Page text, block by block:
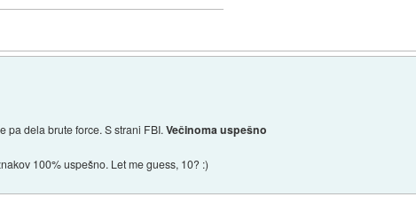
pa dela brute force. S strani FBI.Večinoma uspešno
100% uspešno. Let me guess, 10? :)